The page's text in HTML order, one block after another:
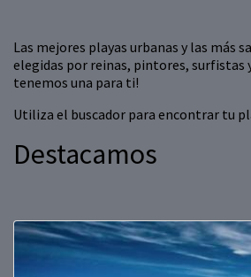
Las mejores playas urbanas y las más
elegidas por reinas, pintores, surfistas
tenemos una para ti!
Utiliza el buscador para encontrar tu
Destacamos